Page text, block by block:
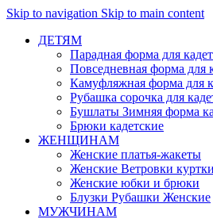
Skip to navigation Skip to main content
ДЕТЯМ
Парадная форма для
Повседневная форма для
Камуфляжная форма для
Рубашка сорочка для
Бушлаты Зимняя форма
Брюки кадетские
ЖЕНЩИНАМ
Женские платья-жакеты
Женские Ветровки
Женские юбки и брюки
Блузки Рубашки Женские
МУЖЧИНАМ